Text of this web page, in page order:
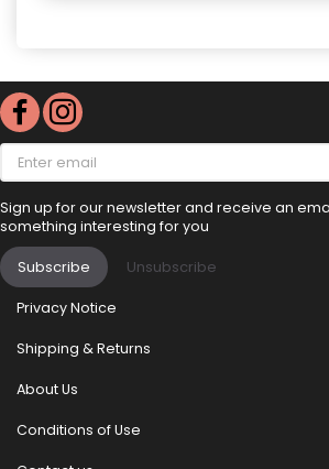
Enter
email
Sign up for our newsletter and receive an
something interesting for you
Subscribe Unsubscribe
Privacy Notice
Shipping & Returns
About Us
Conditions of Use